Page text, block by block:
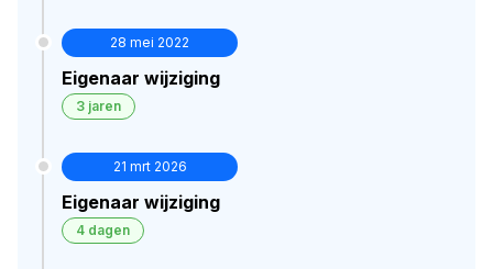
28 mei 2022
Eigenaar wijziging
3 jaren
21 mrt 2026
Eigenaar wijziging
4 dagen